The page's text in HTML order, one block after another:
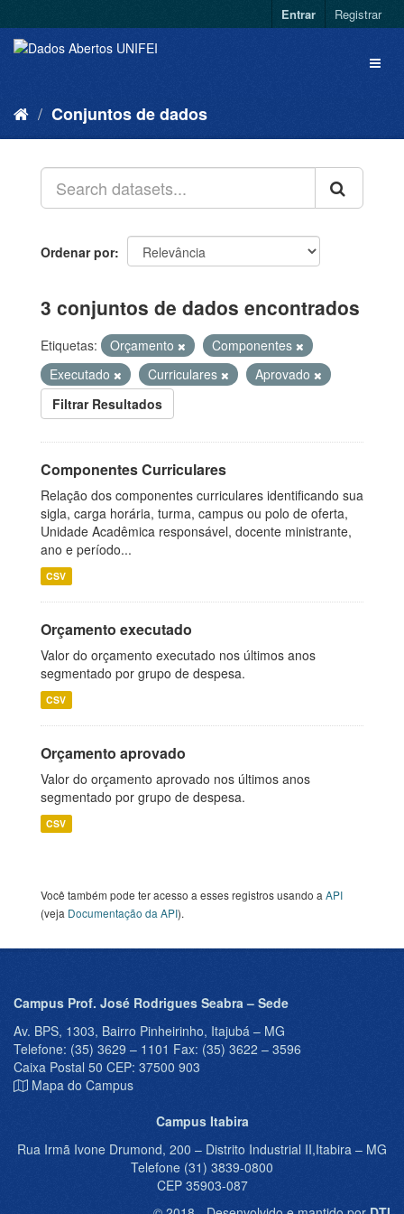
Entrar Registrar
Conjuntos de dados
Ordenar por
3 conjuntos de dados encontrados
Etiquetas: Orçamento
Componentes
Executado
Curriculares
Aprovado
Filtrar Resultados
Componentes Curriculares
Relação dos componentes curriculares identificando sua
sigla, carga horária, turma, campus ou polo de oferta,
Unidade Acadêmica responsável, docente ministrante,
ano e período...
CSV
Orçamento executado
Valor do orçamento executado nos últimos anos
segmentado por grupo de despesa.
CSV
Orçamento aprovado
Valor do orçamento aprovado nos últimos anos
segmentado por grupo de despesa.
CSV
Você também pode ter acesso a esses registros usando a API
(veja Documentação da API).
Campus Prof. José Rodrigues Seabra – Sede
Av. BPS, 1303, Bairro Pinheirinho, Itajubá – MG
Telefone: (35) 3629 – 1101 Fax: (35) 3622 – 3596
Caixa Postal 50 CEP: 37500 903
Mapa do Campus
Campus Itabira
Rua Irmã Ivone Drumond, 200 – Distrito Industrial II,Itabira – MG
Telefone (31) 3839-0800
CEP 35903-087